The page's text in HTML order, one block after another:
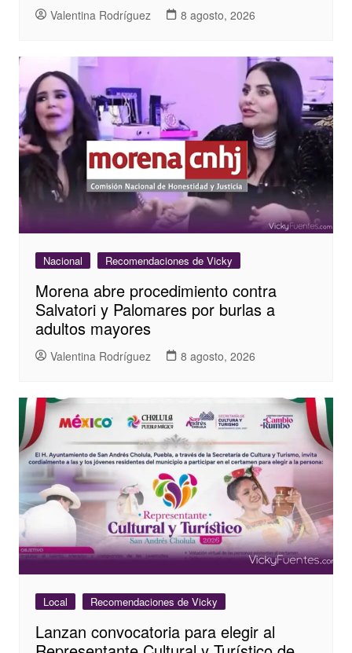
Valentina Rodríguez 8 agosto, 2026
Nacional Recomendaciones de Vicky
Morena abre procedimiento contra
Salvatori y Palomares por burlas a
adultos mayores
Valentina Rodríguez 8 agosto, 2026
Local Recomendaciones de Vicky
Lanzan convocatoria para elegir al